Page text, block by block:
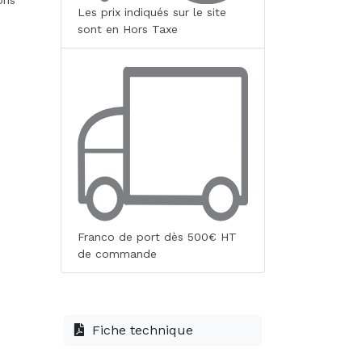
Les prix indiqués sur le site
sont en Hors Taxe
Franco de port dès 500€ HT
de commande
Fiche technique